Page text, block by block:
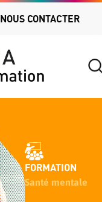
NOUS CONTACTER
Search
FORMATION
Santé mentale